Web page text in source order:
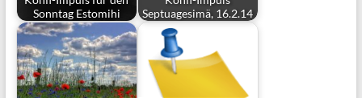
Sonntag Estomihi
Septuagesimä, 16.2.14